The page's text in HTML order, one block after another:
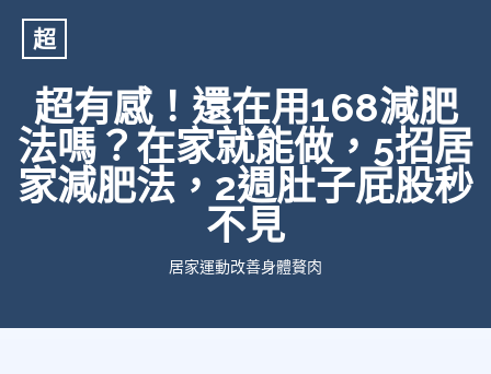
超
超有感！還在用168減肥
法嗎？在家就能做，5招居
家減肥法，2週肚子屁股秒
不見
居家運動改善身體贅肉